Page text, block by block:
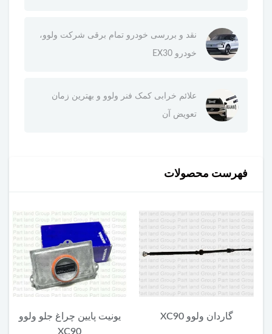
نقد و بررسی خودرو تمام برقی شرکت ولوو،
خودرو EX30
علائم خرابی کمک فنر ولوو و بهترین زمان
تعویض آن
فهرست محصولات
گاردان ولوو XC90
یونیت پایین چراغ جلو ولوو
XC90